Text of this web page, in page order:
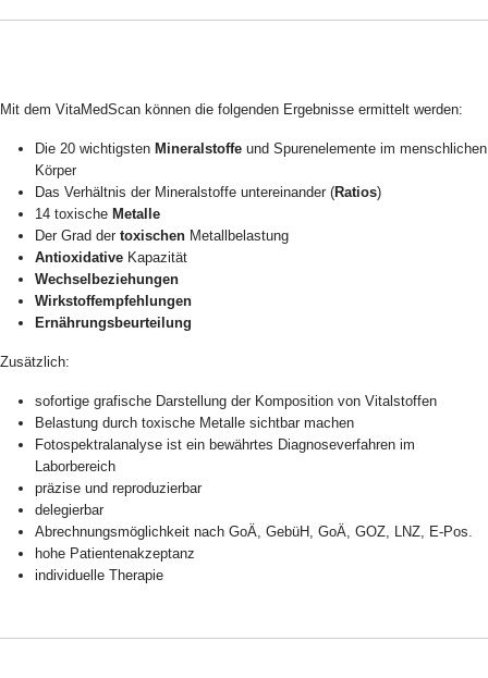
Mit dem VitaMedScan können die folgenden Ergebnisse ermittelt werden:
Die 20 wichtigsten Mineralstoffe und Spurenelemente im menschlichen
Körper
Das Verhältnis der Mineralstoffe untereinander (Ratios)
14 toxische Metalle
Der Grad der toxischen Metallbelastung
Antioxidative Kapazität
Wechselbeziehungen
Wirkstoffempfehlungen
Ernährungsbeurteilung
Zusätzlich:
sofortige grafische Darstellung der Komposition von Vitalstoffen
Belastung durch toxische Metalle sichtbar machen
Fotospektralanalyse ist ein bewährtes Diagnoseverfahren im
Laborbereich
präzise und reproduzierbar
delegierbar
Abrechnungsmöglichkeit nach GoÄ, GebüH, GoÄ, GOZ, LNZ, E-Pos.
hohe Patientenakzeptanz
individuelle Therapie